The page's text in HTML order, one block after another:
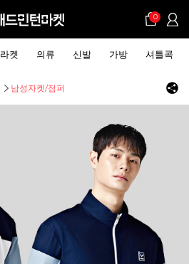
0
라켓 의류 신발 가방 셔틀콕
남성자켓/점퍼